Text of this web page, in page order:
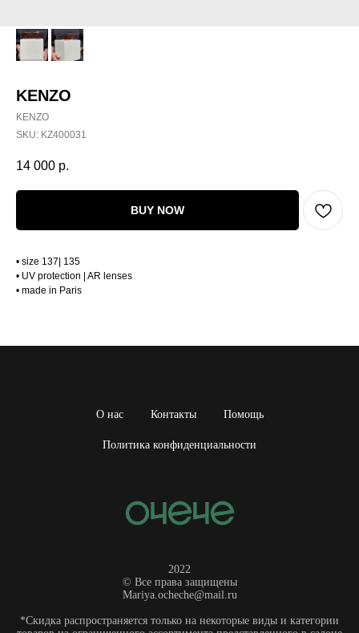
KENZO
KENZO
SKU: KZ400031
14 000 р.
BUY NOW
• size 137| 135
• UV protection | AR lenses
• made in Paris
О нас Контакты Помощь
Политика конфиденциальности
2022
© Все права защищены
Mariya.ocheche@mail.ru
*Скидка распространяется только на некоторые виды и категории